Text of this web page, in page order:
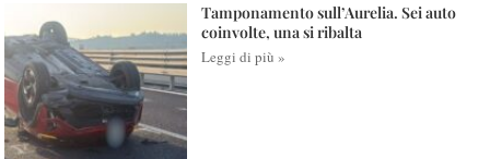
Tamponamento sull’Aurelia. Sei auto
coinvolte, una si ribalta
Leggi di più »